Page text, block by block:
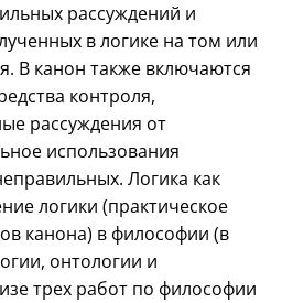
рассуждений и
в логике на том или
В канон также включаются
контроля,
рассуждения от
использования
Логика как
логики (практическое
канона) в философии (в
онтологии и
трех работ по философии